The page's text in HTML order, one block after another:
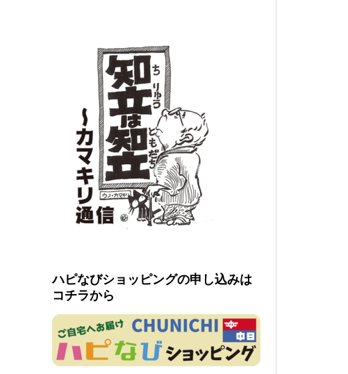
ハピなびショッピングの申し込みは
コチラから